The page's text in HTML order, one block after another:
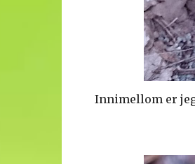
Innimellom er